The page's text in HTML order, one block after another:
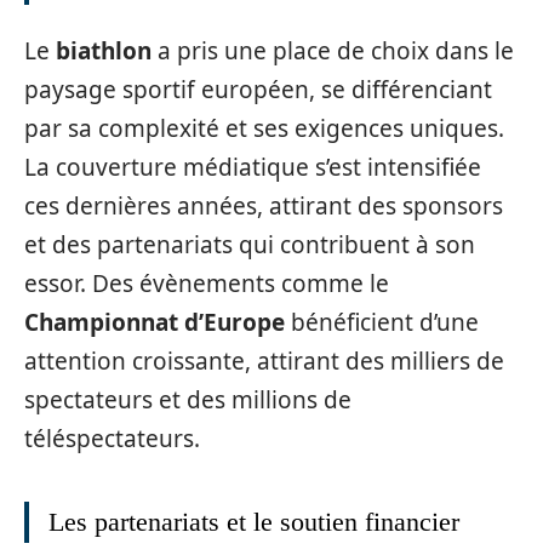
Le biathlon a pris une place de choix dans le
paysage sportif européen, se différenciant
par sa complexité et ses exigences uniques.
La couverture médiatique s’est intensifiée
ces dernières années, attirant des sponsors
et des partenariats qui contribuent à son
essor. Des évènements comme le
Championnat d’Europe bénéficient d’une
attention croissante, attirant des milliers de
spectateurs et des millions de
téléspectateurs.
Les partenariats et le soutien financier